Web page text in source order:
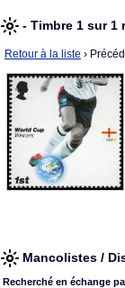
- Timbre 1 sur 1
Retour à la liste ›
Mancolistes /
Recherché en échange